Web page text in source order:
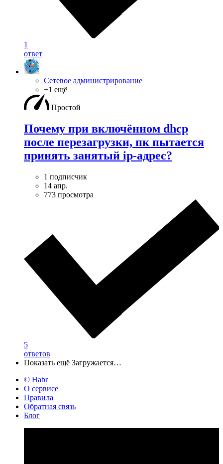
1
ответ
Сетевое администрирование
+1 ещё
Простой
Почему при включённом dhcp
после перезагрузки, пк пытается
принять занятый ip-адрес?
1 подписчик
14 апр.
773 просмотра
5
ответов
Показать ещё Загружается…
© Habr
О сервисе
Правила
Обратная связь
Блог